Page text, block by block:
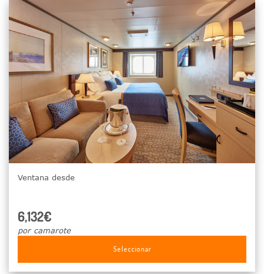
Ventana desde
6,132€
por camarote
Seleccionar